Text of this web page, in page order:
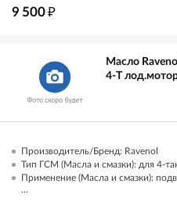
9 500₽
Масло
4-T
Производитель/Бренд: Ravenol
Тип ГСМ (Масла и смазки): для 4-
Применение (Масла и смазки):
...